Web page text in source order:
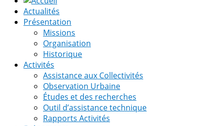
Actualités
Présentation
Missions
Organisation
Historique
Activités
Assistance aux Collectivités
Observation Urbaine
Études et des recherches
Outil d’assistance technique
Rapports Activités